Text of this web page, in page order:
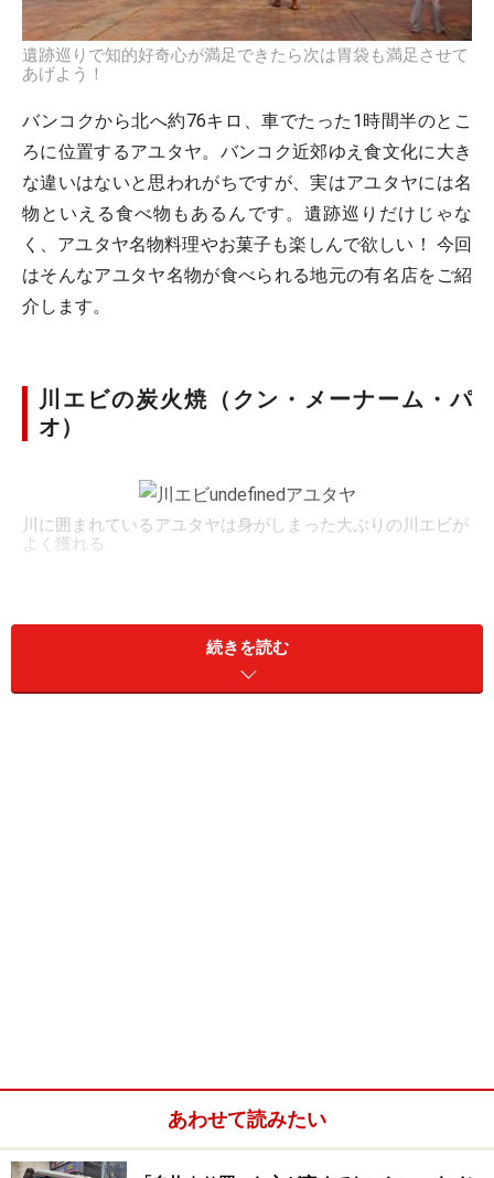
遺跡巡りで知的好奇心が満足できたら次は胃袋も満足させて
あげよう！
バンコクから北へ約76キロ、車でたった1時間半のとこ
ろに位置するアユタヤ。バンコク近郊ゆえ食文化に大き
な違いはないと思われがちですが、実はアユタヤには名
物といえる食べ物もあるんです。遺跡巡りだけじゃな
く、アユタヤ名物料理やお菓子も楽しんで欲しい！ 今回
はそんなアユタヤ名物が食べられる地元の有名店をご紹
介します。
川エビの炭火焼（クン・メーナーム・パ
オ）
川に囲まれているアユタヤは身がしまった大ぶりの川エビが
よく獲れる
（タイ語：クン・メーナーム・パオ）。クンはエビ、メ
ーナームは川、パオは炭火焼を意味します。全長30cm以
上はある川エビをチャオプラヤー川沿いのレストランで
川エビレストラン1 バーンマイリムナーム
続きを読む
あわせて読みたい